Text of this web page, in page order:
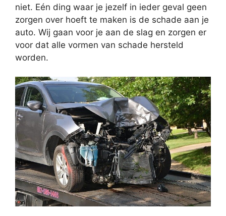
niet. Eén ding waar je jezelf in ieder geval geen
zorgen over hoeft te maken is de schade aan je
auto. Wij gaan voor je aan de slag en zorgen er
voor dat alle vormen van schade hersteld
worden.